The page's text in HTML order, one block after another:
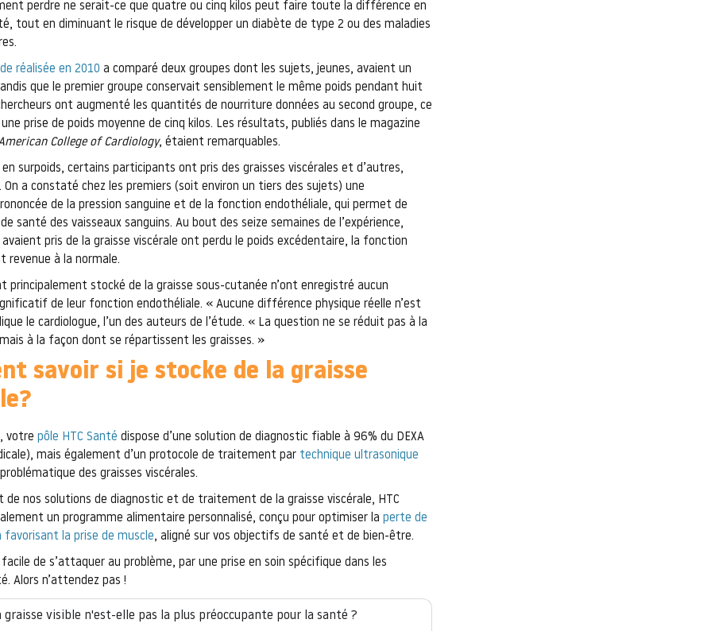
perdre ne serait-ce que quatre ou cinq kilos peut faire toute la différence en
tout en diminuant le risque de développer un diabète de type 2 ou des maladies
réalisée en 2010 a comparé deux groupes dont les sujets, jeunes, avaient un
que le premier groupe conservait sensiblement le même poids pendant huit
ont augmenté les quantités de nourriture données au second groupe, ce
prise de poids moyenne de cinq kilos. Les résultats, publiés dans le magazine
College of Cardiology, étaient remarquables.
en surpoids, certains participants ont pris des graisses viscérales et d’autres,
On a constaté chez les premiers (soit environ un tiers des sujets) une
de la pression sanguine et de la fonction endothéliale, qui permet de
santé des vaisseaux sanguins. Au bout des seize semaines de l’expérience,
avaient pris de la graisse viscérale ont perdu le poids excédentaire, la fonction
revenue à la normale.
principalement stocké de la graisse sous-cutanée n’ont enregistré aucun
de leur fonction endothéliale. « Aucune différence physique réelle n’est
le cardiologue, l’un des auteurs de l’étude. « La question ne se réduit pas à la
à la façon dont se répartissent les graisses. »
savoir si je stocke de la graisse
votre pôle HTC Santé dispose d’une solution de diagnostic fiable à 96% du DEXA
mais également d’un protocole de traitement par technique ultrasonique
des graisses viscérales.
de nos solutions de diagnostic et de traitement de la graisse viscérale, HTC
un programme alimentaire personnalisé, conçu pour optimiser la perte de
la prise de muscle, aligné sur vos objectifs de santé et de bien-être.
de s’attaquer au problème, par une prise en soin spécifique dans les
Alors n’attendez pas !
graisse visible n'est-elle pas la plus préoccupante pour la santé ?